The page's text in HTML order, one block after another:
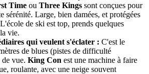
Time ou Three Kings sont conçues pour
sérénité. Large, bien damées, et protégées
de ski est top, prends quelques
vie.
qui veulent s'éclater : C'est le
de blues (pistes de difficulté
vue. King Con est une machine à faire
roulante, avec une neige souvent